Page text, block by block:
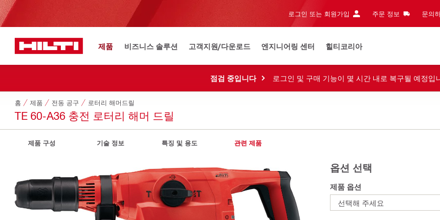
로그인 또는 회원가입 주문 정보 문의
제품 비즈니스 솔루션 고객지원/다운로드 엔지니어링 센터 힐티코리아
점검 중입니다 로그인 및 구매 기능이 몇 시간 내로 복구될 예정입
홈 제품 전동 공구 로터리 해머드릴
TE 60-A36 충전 로터리 해머 드릴
제품 구성 기술 정보 특징 및 용도 관련 제품
옵션 선택
제품 옵션
선택해 주세요